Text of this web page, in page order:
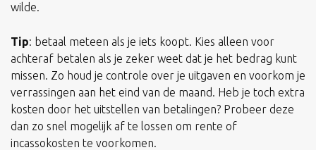
wilde.
Tip: betaal meteen als je iets koopt. Kies alleen voor
achteraf betalen als je zeker weet dat je het bedrag kunt
missen. Zo houd je controle over je uitgaven en voorkom je
verrassingen aan het eind van de maand. Heb je toch extra
kosten door het uitstellen van betalingen? Probeer deze
dan zo snel mogelijk af te lossen om rente of
incassokosten te voorkomen.